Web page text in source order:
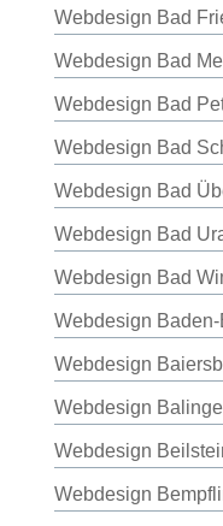
Webdesign Bad
Webdesign Bad
Webdesign Bad
Webdesign Bad
Webdesign Bad
Webdesign Bad
Webdesign Bad
Webdesign
Webdesign
Webdesign
Webdesign
Webdesign